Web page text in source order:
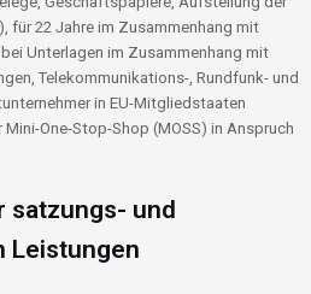
für 22 Jahre im Zusammenhang mit
Unterlagen im Zusammenhang mit
Telekommunikations-, Rundfunk- und
in EU-Mitgliedstaaten
One-Stop-Shop (MOSS) in Anspruch
satzungs- und
Leistungen